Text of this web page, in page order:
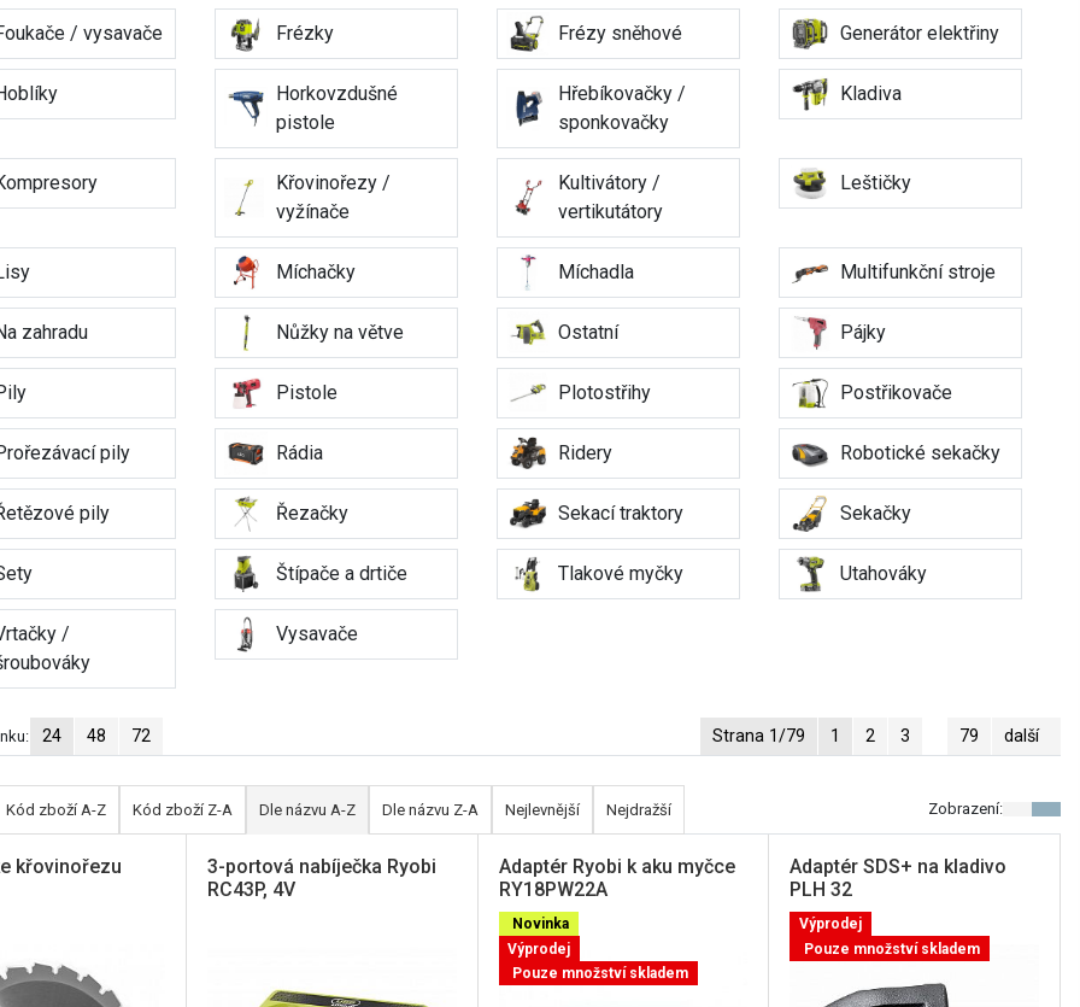
/ vysavače Frézky Frézy sněhové Generátor elektřiny
Horkovzdušné
pistole
Hřebíkovačky /
sponkovačky
Kladiva
Křovinořezy /
vyžínače
Kultivátory /
vertikutátory
Leštičky
Míchačky Míchadla Multifunkční stroje
zahradu Nůžky na větve Ostatní Pájky
Pistole Plotostřihy Postřikovače
pily Rádia Ridery Robotické sekačky
pily Řezačky Sekací traktory Sekačky
Štípače a drtiče Tlakové myčky Utahováky
/
Vysavače
24 48 72 Strana 1/79 1 2 3 79 další
Kód zboží A-Z Kód zboží Z-A Dle názvu A-Z Dle názvu Z-A Nejlevnější Nejdražší Zobrazení:
křovinořezu
3-portová nabíječka Ryobi
RC43P, 4V
Adaptér Ryobi k aku myčce
RY18PW22A
Novinka
Výprodej
Pouze množství skladem
Adaptér SDS+ na kladivo
PLH 32
Výprodej
Pouze množství skladem